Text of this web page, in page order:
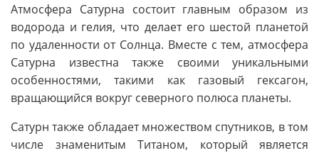
Атмосфера Сатурна состоит главным образом из
водорода и гелия, что делает его шестой планетой
по удаленности от Солнца. Вместе с тем, атмосфера
Сатурна известна также своими уникальными
особенностями, такими как газовый гексагон,
вращающийся вокруг северного полюса планеты.
Сатурн также обладает множеством спутников, в том
числе знаменитым Титаном, который является